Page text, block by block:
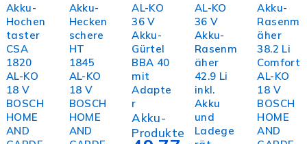
Akku-
Hochen
taster
CSA
1820
AL-KO
18 V
BOSCH
HOME
AND
Akku-
Hecken
schere
HT
1845
AL-KO
18 V
BOSCH
HOME
AND
AL-KO
36 V
Akku-
Gürtel
BBA 40
mit
Adapte
r
Akku-
Produkte
AL-KO
36 V
Akku-
Rasenm
äher
42.9 Li
inkl.
Akku
und
Ladege
Akku-
Rasenm
äher
38.2 Li
Comfort
AL-KO
18 V
BOSCH
HOME
AND